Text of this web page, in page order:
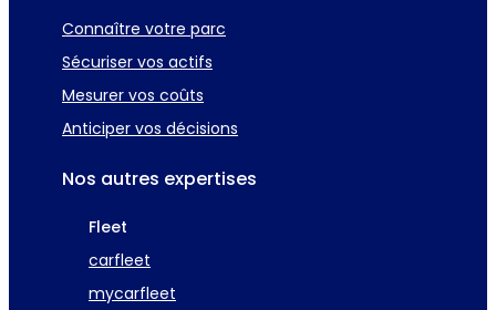
Connaître votre parc
Sécuriser vos actifs
Mesurer vos coûts
Anticiper vos décisions
Nos autres expertises
Fleet
carfleet
mycarfleet